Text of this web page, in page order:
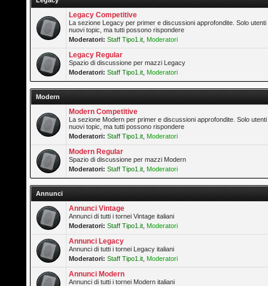
Legacy Competitive
La sezione Legacy per primer e discussioni approfondite. Solo
nuovi topic, ma tutti possono rispondere
Moderatori: Staff Tipo1.it Moderatori
Legacy Regular
Spazio di discussione per mazzi Legacy
Moderatori: Staff Tipo1.it Moderatori
Modern
Modern Competitive
La sezione Modern per primer e discussioni approfondite. Solo
nuovi topic, ma tutti possono rispondere
Moderatori: Staff Tipo1.it Moderatori
Modern Regular
Spazio di discussione per mazzi Modern
Moderatori: Staff Tipo1.it Moderatori
Annunci
Annunci Vintage
Annunci di tutti i tornei Vintage italiani
Moderatori: Staff Tipo1.it Moderatori
Annunci Legacy
Annunci di tutti i tornei Legacy italiani
Moderatori: Staff Tipo1.it Moderatori
Annunci Modern
Annunci di tutti i tornei Modern italiani